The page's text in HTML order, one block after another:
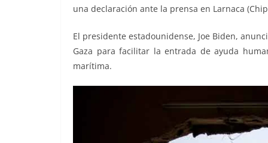
una declaración ante la prensa en Larnaca
El presidente estadounidense, Joe Biden,
Gaza para facilitar la entrada de ayuda
marítima.